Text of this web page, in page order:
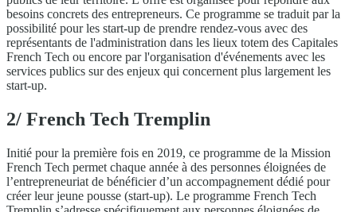
besoins concrets des entrepreneurs. Ce programme se traduit par la
possibilité pour les start-up de prendre rendez-vous avec des
représentants de l'administration dans les lieux totem des Capitales
French Tech ou encore par l'organisation d'événements avec les
services publics sur des enjeux qui concernent plus largement les
start-up.
2/ French Tech Tremplin
Initié pour la première fois en 2019, ce programme de la Mission
French Tech permet chaque année à des personnes éloignées de
l’entrepreneuriat de bénéficier d’un accompagnement dédié pour
créer leur jeune pousse (start-up). Le programme French Tech